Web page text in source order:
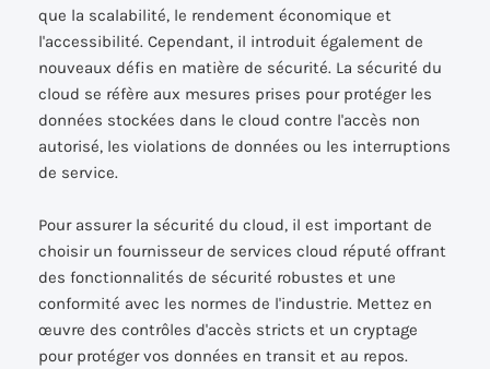
que la scalabilité, le rendement économique et
l'accessibilité. Cependant, il introduit également de
nouveaux défis en matière de sécurité. La sécurité du
cloud se réfère aux mesures prises pour protéger les
données stockées dans le cloud contre l'accès non
autorisé, les violations de données ou les interruptions
de service.
Pour assurer la sécurité du cloud, il est important de
choisir un fournisseur de services cloud réputé offrant
des fonctionnalités de sécurité robustes et une
conformité avec les normes de l'industrie. Mettez en
œuvre des contrôles d'accès stricts et un cryptage
pour protéger vos données en transit et au repos.